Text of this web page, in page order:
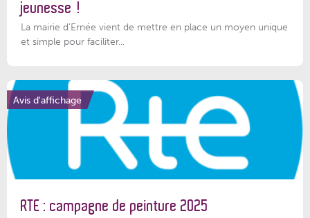
jeunesse !
La mairie d’Ernée vient de mettre en place un moyen unique
et simple pour faciliter...
Avis d'affichage
RTE : campagne de peinture 2025